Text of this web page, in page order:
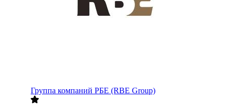
Группа компаний РБЕ (RBE Group)